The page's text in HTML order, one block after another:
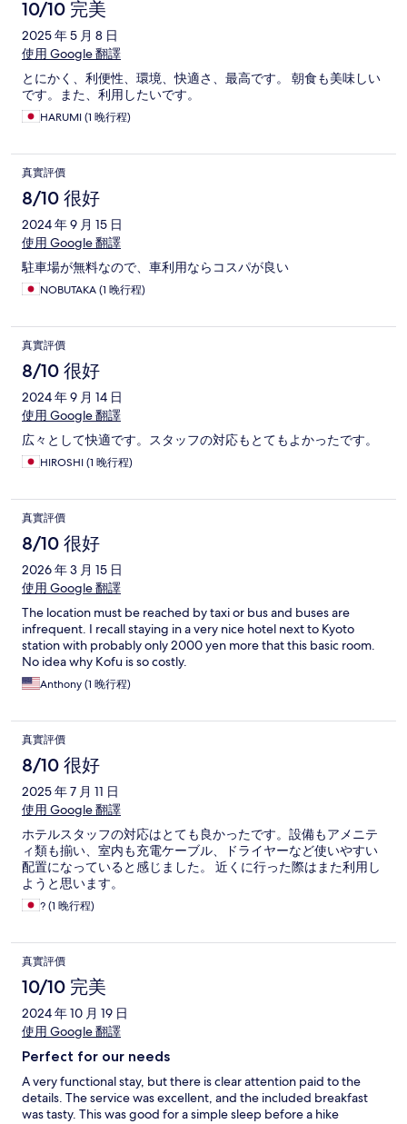
10/10 完美
2025 年 5 月 8 日
使用 Google 翻譯
とにかく、利便性、環境、快適さ、最高です。 朝食も美味しい
です。また、利用したいです。
HARUMI (1 晚行程)
真實評價
8/10 很好
2024 年 9 月 15 日
使用 Google 翻譯
駐車場が無料なので、車利用ならコスパが良い
NOBUTAKA (1 晚行程)
真實評價
8/10 很好
2024 年 9 月 14 日
使用 Google 翻譯
広々として快適です。スタッフの対応もとてもよかったです。
HIROSHI (1 晚行程)
真實評價
8/10 很好
2026 年 3 月 15 日
使用 Google 翻譯
The location must be reached by taxi or bus and buses are
infrequent. I recall staying in a very nice hotel next to Kyoto
station with probably only 2000 yen more that this basic room.
No idea why Kofu is so costly.
Anthony (1 晚行程)
真實評價
8/10 很好
2025 年 7 月 11 日
使用 Google 翻譯
ホテルスタッフの対応はとても良かったです。設備もアメニテ
ィ類も揃い、室内も充電ケーブル、ドライヤーなど使いやすい
配置になっていると感じました。 近くに行った際はまた利用し
ようと思います。
? (1 晚行程)
真實評價
10/10 完美
2024 年 10 月 19 日
使用 Google 翻譯
Perfect for our needs
A very functional stay, but there is clear attention paid to the
details. The service was excellent, and the included breakfast
was tasty. This was good for a simple sleep before a hike